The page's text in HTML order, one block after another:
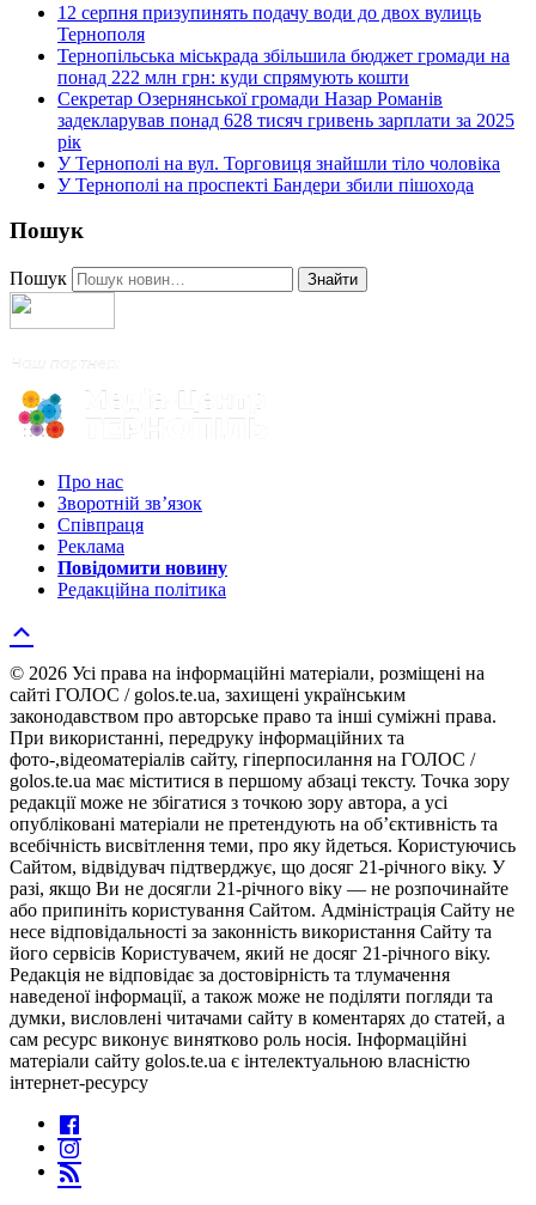
12 серпня призупинять подачу води до двох вулиць
Тернополя
Тернопільська міськрада збільшила бюджет громади на
понад 222 млн грн: куди спрямують кошти
Секретар Озернянської громади Назар Романів
задекларував понад 628 тисяч гривень зарплати за 2025
рік
У Тернополі на вул. Торговиця знайшли тіло чоловіка
У Тернополі на проспекті Бандери збили пішохода
Пошук
Пошук Знайти
Про нас
Зворотній зв’язок
Співпраця
Реклама
Повідомити новину
Редакційна політика
© 2026 Усі права на інформаційні матеріали, розміщені на
сайті ГОЛОС / golos.te.ua, захищені українським
законодавством про авторське право та інші суміжні права.
При використанні, передруку інформаційних та
фото-,відеоматеріалів сайту, гіперпосилання на ГОЛОС /
golos.te.ua має міститися в першому абзаці тексту. Точка зору
редакції може не збігатися з точкою зору автора, а усі
опубліковані матеріали не претендують на об’єктивність та
всебічність висвітлення теми, про яку йдеться. Користуючись
Сайтом, відвідувач підтверджує, що досяг 21-річного віку. У
разі, якщо Ви не досягли 21-річного віку — не розпочинайте
або припиніть користування Сайтом. Адміністрація Сайту не
несе відповідальності за законність використання Сайту та
його сервісів Користувачем, який не досяг 21-річного віку.
Редакція не відповідає за достовірність та тлумачення
наведеної інформації, а також може не поділяти погляди та
думки, висловлені читачами сайту в коментарях до статей, а
сам ресурс виконує винятково роль носія. Інформаційні
матеріали сайту golos.te.ua є інтелектуальною власністю
інтернет-ресурсу